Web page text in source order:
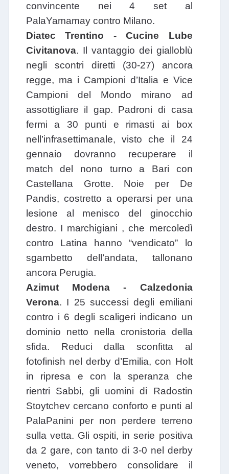
convincente nei 4 set al
PalaYamamay contro Milano.
Diatec Trentino - Cucine Lube
Civitanova. Il vantaggio dei gialloblù
negli scontri diretti (30-27) ancora
regge, ma i Campioni d’Italia e Vice
Campioni del Mondo mirano ad
assottigliare il gap. Padroni di casa
fermi a 30 punti e rimasti ai box
nell’infrasettimanale, visto che il 24
gennaio dovranno recuperare il
match del nono turno a Bari con
Castellana Grotte. Noie per De
Pandis, costretto a operarsi per una
lesione al menisco del ginocchio
destro. I marchigiani , che mercoledì
contro Latina hanno “vendicato” lo
sgambetto dell’andata, tallonano
ancora Perugia.
Azimut Modena - Calzedonia
Verona. I 25 successi degli emiliani
contro i 6 degli scaligeri indicano un
dominio netto nella cronistoria della
sfida. Reduci dalla sconfitta al
fotofinish nel derby d’Emilia, con Holt
in ripresa e con la speranza che
rientri Sabbi, gli uomini di Radostin
Stoytchev cercano conforto e punti al
PalaPanini per non perdere terreno
sulla vetta. Gli ospiti, in serie positiva
da 2 gare, con tanto di 3-0 nel derby
veneto, vorrebbero consolidare il